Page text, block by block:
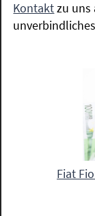
Kontaktzu uns
Fiat